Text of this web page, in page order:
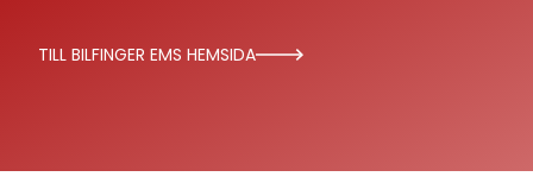
TILL BILFINGER EMS HEMSIDA